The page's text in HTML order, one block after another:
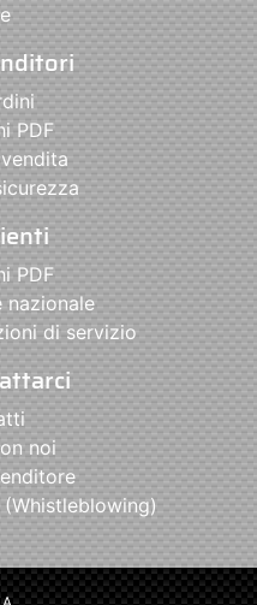
PDF
PDF
nazionale
di servizio
noi